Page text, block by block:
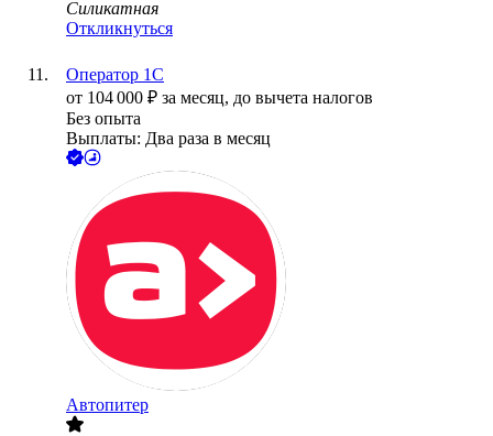
Силикатная
Откликнуться
Оператор 1С
от 104 000 ₽ за месяц, до вычета налогов
Без опыта
Выплаты: Два раза в месяц
Автопитер